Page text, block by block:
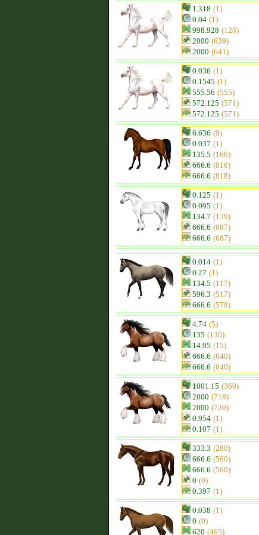
1.318 (1)
0.04 (1)
998.928 (128)
2000 (639)
2000 (641)
0.036 (1)
0.1545 (1)
555.56 (555)
572.125 (571)
572.125 (571)
6.636 (9)
0.037 (1)
135.5 (166)
666.6 (816)
666.6 (818)
0.125 (1)
0.095 (1)
134.7 (139)
666.6 (687)
666.6 (687)
0.014 (1)
0.27 (1)
134.5 (117)
596.3 (517)
666.6 (578)
4.74 (5)
135 (130)
14.95 (15)
666.6 (640)
666.6 (640)
1001.15 (360)
2000 (718)
2000 (720)
0.954 (1)
0.107 (1)
333.3 (280)
666.6 (560)
666.6 (560)
0 (0)
0.397 (1)
0.038 (1)
0 (0)
620 (465)